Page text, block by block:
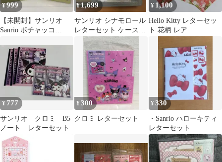
¥999
【未開封】サンリオ
Sanrio ポチャッコ
¥1,699
サンリオ シナモロール
レターセット ケース付
き 平成レトロ
¥ 1,100
Hello Kitty レターセッ
ト 花柄 レア
¥777
サンリオ クロミ B5
ノート レターセット
¥300
クロミ レターセット
¥330
・Sanrio ハローキティ
レターセット